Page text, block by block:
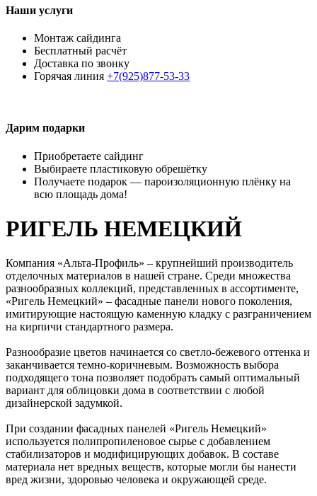
Наши услуги
Монтаж сайдинга
Бесплатный расчёт
Доставка по звонку
Горячая линия +7(925)877-53-33
Дарим подарки
Приобретаете сайдинг
Выбираете пластиковую обрешётку
Получаете подарок — пароизоляционную плёнку на
всю площадь дома!
РИГЕЛЬ НЕМЕЦКИЙ
Компания «Альта-Профиль» – крупнейший производитель
отделочных материалов в нашей стране. Среди множества
разнообразных коллекций, представленных в ассортименте,
«Ригель Немецкий» – фасадные панели нового поколения,
имитирующие настоящую каменную кладку с разграничением
на кирпичи стандартного размера.
Разнообразие цветов начинается со светло-бежевого оттенка и
заканчивается темно-коричневым. Возможность выбора
подходящего тона позволяет подобрать самый оптимальный
вариант для облицовки дома в соответствии с любой
дизайнерской задумкой.
При создании фасадных панелей «Ригель Немецкий»
используется полипропиленовое сырье с добавлением
стабилизаторов и модифицирующих добавок. В составе
материала нет вредных веществ, которые могли бы нанести
вред жизни, здоровью человека и окружающей среде.